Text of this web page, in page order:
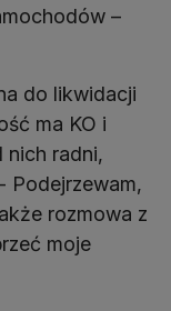
–
do likwidacji
ma KO i
nich radni,
Podejrzewam,
rozmowa z
moje